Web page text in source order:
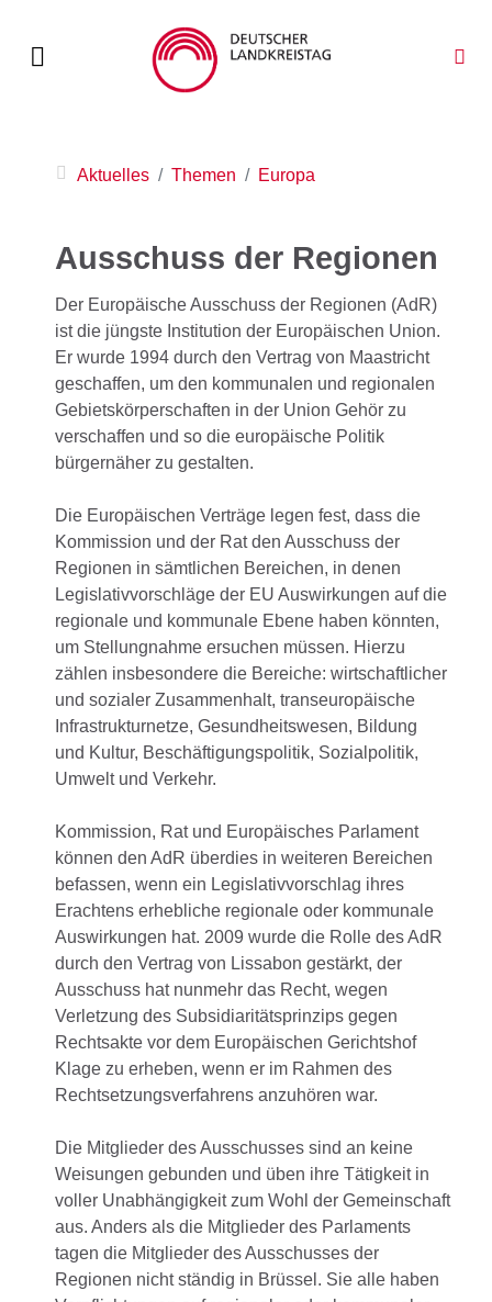
Aktuelles Themen Europa
Ausschuss der Regionen
Der Europäische Ausschuss der Regionen (AdR)
ist die jüngste Institution der Europäischen Union.
Er wurde 1994 durch den Vertrag von Maastricht
geschaffen, um den kommunalen und regionalen
Gebietskörperschaften in der Union Gehör zu
verschaffen und so die europäische Politik
bürgernäher zu gestalten.
Die Europäischen Verträge legen fest, dass die
Kommission und der Rat den Ausschuss der
Regionen in sämtlichen Bereichen, in denen
Legislativvorschläge der EU Auswirkungen auf die
regionale und kommunale Ebene haben könnten,
um Stellungnahme ersuchen müssen. Hierzu
zählen insbesondere die Bereiche: wirtschaftlicher
und sozialer Zusammenhalt, transeuropäische
Infrastrukturnetze, Gesundheitswesen, Bildung
und Kultur, Beschäftigungspolitik, Sozialpolitik,
Umwelt und Verkehr.
Kommission, Rat und Europäisches Parlament
können den AdR überdies in weiteren Bereichen
befassen, wenn ein Legislativvorschlag ihres
Erachtens erhebliche regionale oder kommunale
Auswirkungen hat. 2009 wurde die Rolle des AdR
durch den Vertrag von Lissabon gestärkt, der
Ausschuss hat nunmehr das Recht, wegen
Verletzung des Subsidiaritätsprinzips gegen
Rechtsakte vor dem Europäischen Gerichtshof
Klage zu erheben, wenn er im Rahmen des
Rechtsetzungsverfahrens anzuhören war.
Die Mitglieder des Ausschusses sind an keine
Weisungen gebunden und üben ihre Tätigkeit in
voller Unabhängigkeit zum Wohl der Gemeinschaft
aus. Anders als die Mitglieder des Parlaments
tagen die Mitglieder des Ausschusses der
Regionen nicht ständig in Brüssel. Sie alle haben